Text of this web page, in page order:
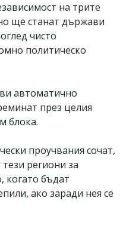
на трите
ще станат държави
чисто
политическо
автоматично
през целия
блока.
проучвания сочат,
региони за
когато бъдат
ако заради нея се